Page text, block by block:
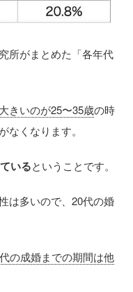
所がまとめた「各年代
きいのが25〜35歳の時
くなります。
いるということです。
は多いので、20代の婚
の成婚までの期間は他